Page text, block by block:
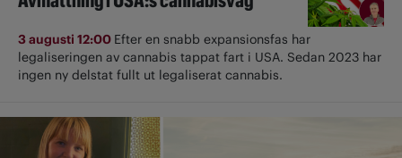
3 augusti 12:00 Efter en snabb expansionsfas har
legaliseringen av cannabis tappat fart i USA. Sedan 2023 har
ingen ny delstat fullt ut ­legaliserat cannabis.